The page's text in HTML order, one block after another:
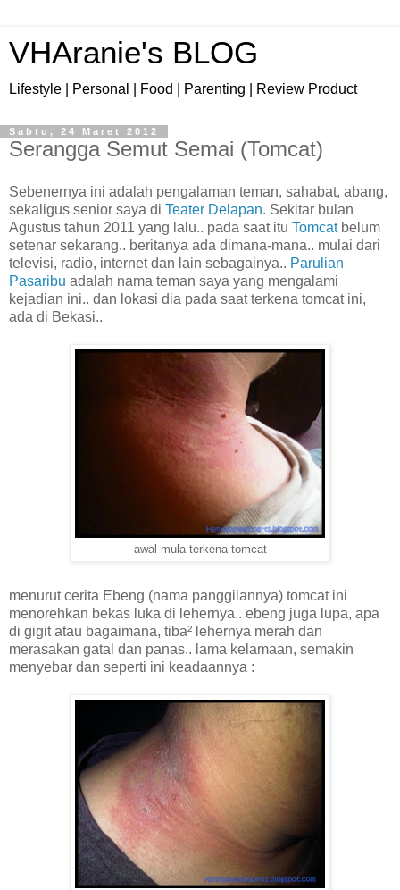
VHAranie's BLOG
Lifestyle | Personal | Food | Parenting | Review Product
Sabtu, 24 Maret 2012
Serangga Semut Semai (Tomcat)
Sebenernya ini adalah pengalaman teman, sahabat, abang,
sekaligus senior saya di Teater Delapan. Sekitar bulan
Agustus tahun 2011 yang lalu.. pada saat itu Tomcatbelum
setenar sekarang.. beritanya ada dimana-mana.. mulai dari
televisi, radio, internet dan lain sebagainya.. Parulian
Pasaribu adalah nama teman saya yang mengalami
kejadian ini.. dan lokasi dia pada saat terkena tomcat ini,
ada di Bekasi..
awal mula terkena tomcat
menurut cerita Ebeng (nama panggilannya) tomcat ini
menorehkan bekas luka di lehernya.. ebeng juga lupa, apa
di gigit atau bagaimana, tiba² lehernya merah dan
merasakan gatal dan panas.. lama kelamaan, semakin
menyebar dan seperti ini keadaannya :